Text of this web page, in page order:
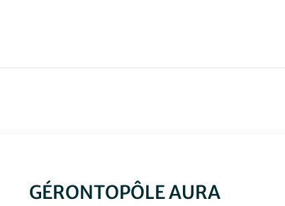
GÉRONTOPÔLE AURA